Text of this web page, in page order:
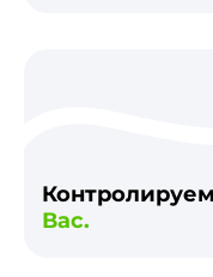
Вас.